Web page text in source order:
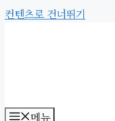
컨텐츠로 건너뛰기
메뉴